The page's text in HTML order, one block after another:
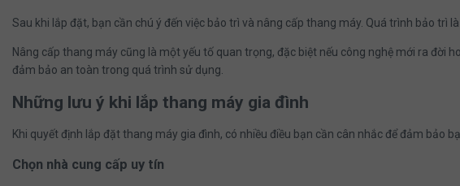
Sau khi lắp đặt, bạn cần chú ý đến việc bảo trì và nâng cấp thang máy. Quá trình bảo trì
Nâng cấp thang máy cũng là một yếu tố quan trọng, đặc biệt nếu công nghệ mới ra đời
đảm bảo an toàn trong quá trình sử dụng.
Những lưu ý khi lắp thang máy gia đình
Khi quyết định lắp đặt thang máy gia đình, có nhiều điều bạn cần cân nhắc để đảm bảo
Chọn nhà cung cấp uy tín